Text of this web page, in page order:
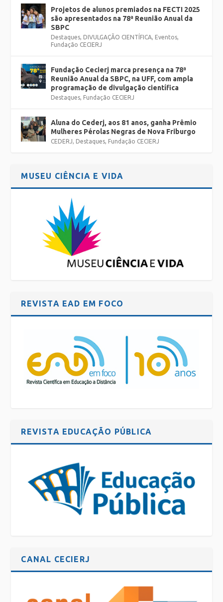
Projetos de alunos premiados na FECTI 2025
são apresentados na 78ª Reunião Anual da
SBPC
Destaques, DIVULGAÇÃO CIENTÍFICA, Eventos,
Fundação CECIERJ
Fundação Cecierj marca presença na 78ª
Reunião Anual da SBPC, na UFF, com ampla
programação de divulgação científica
Destaques, Fundação CECIERJ
Aluna do Cederj, aos 81 anos, ganha Prêmio
Mulheres Pérolas Negras de Nova Friburgo
CEDERJ, Destaques, Fundação CECIERJ
MUSEU CIÊNCIA E VIDA
REVISTA EAD EM FOCO
REVISTA EDUCAÇÃO PÚBLICA
CANAL CECIERJ